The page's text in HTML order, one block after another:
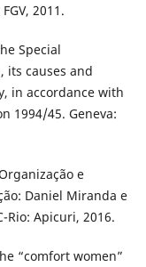
2011.
Special
its causes and
in accordance with
1994/45. Geneva:
e
Daniel Miranda e
Rio: Apicuri, 2016.
“comfort women”